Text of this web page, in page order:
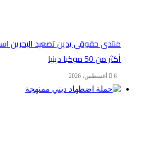
منتدى حقوقي يدين تصعيد البحرين
أكثر من 50 موكبا دينيا
6 أغسطس، 2026